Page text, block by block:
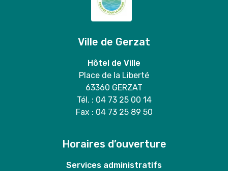
Ville de Gerzat
Hôtel de Ville
Place de la Liberté
63360 GERZAT
Tél. : 04 73 25 00 14
Fax : 04 73 25 89 50
Horaires d’ouverture
Services administratifs